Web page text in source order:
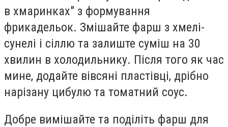
в хмаринках" з формування
фрикадельок. Змішайте фарш з хмелі-
сунелі і сіллю та залиште суміш на 30
хвилин в холодильнику. Після того як час
мине, додайте вівсяні пластівці, дрібно
нарізану цибулю та томатний соус.
Добре вимішайте та поділіть фарш для